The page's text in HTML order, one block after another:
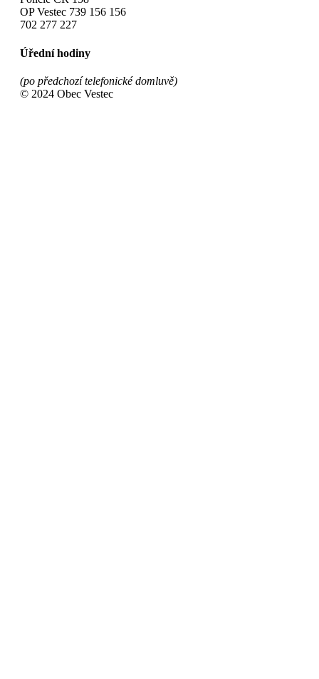
OP Vestec 739 156 156
702 277 227
Úřední hodiny
(po předchozí telefonické domluvě)
© 2024 Obec Vestec